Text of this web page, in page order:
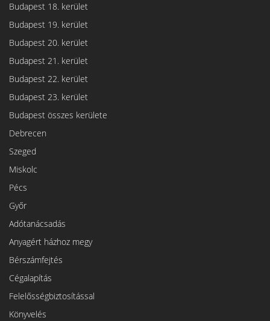
Budapest 18. kerület
Budapest 19. kerület
Budapest 20. kerület
Budapest 21. kerület
Budapest 22. kerület
Budapest 23. kerület
Budapest összes kerülete
Debrecen
Szeged
Miskolc
Pécs
Győr
Adótanácsadás
Anyagért házhoz megy
Bérszámfejtés
Cégalapítás
Felelősségbiztosítással
Könyvelés